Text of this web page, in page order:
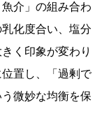
介」の組み合わ
化度合い、塩分
く印象が変わり
置し、「過剰で
微妙な均衡を保